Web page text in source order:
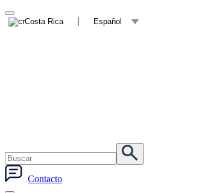
Costa Rica Español
Contacto